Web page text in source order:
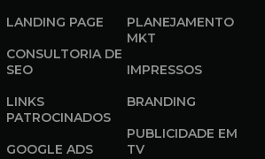
LANDING PAGE
CONSULTORIA DE
SEO
LINKS
PATROCINADOS
GOOGLE ADS
PLANEJAMENTO
MKT
IMPRESSOS
BRANDING
PUBLICIDADE EM
TV